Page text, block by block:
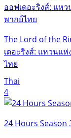
The Lord of the
เดอะริงส์: แหวนแห่
ไทย
Thai
4
24 Hours Season